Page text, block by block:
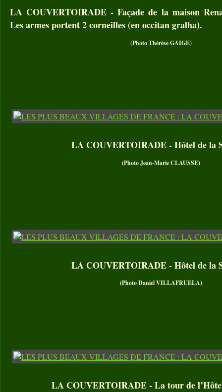
LA COUVERTOIRADE - Façade de la maison
Les armes portent 2 corneilles (en occitan gralha).
(Photo Thérèse GAIGE)
LA COUVERTOIRADE - Hôtel de la
(Photo Jean-Marie CLAUSSE)
LA COUVERTOIRADE - Hôtel de la
(Photo Daniel VILLAFRUELA)
LA COUVERTOIRADE - La tour de